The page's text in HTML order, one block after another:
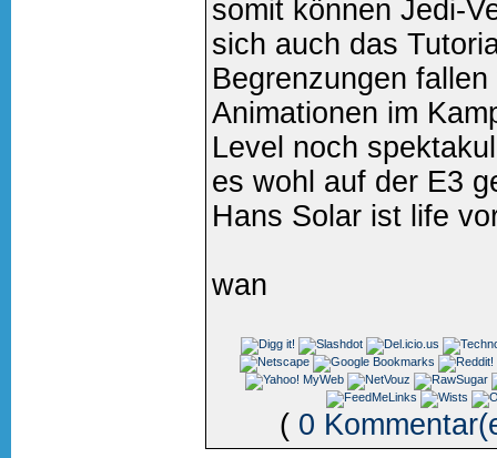
somit können Jedi-
sich auch das
Begrenzungen
Animationen im
Level noch
es wohl auf der E3
Hans Solar ist life
wan
( 0